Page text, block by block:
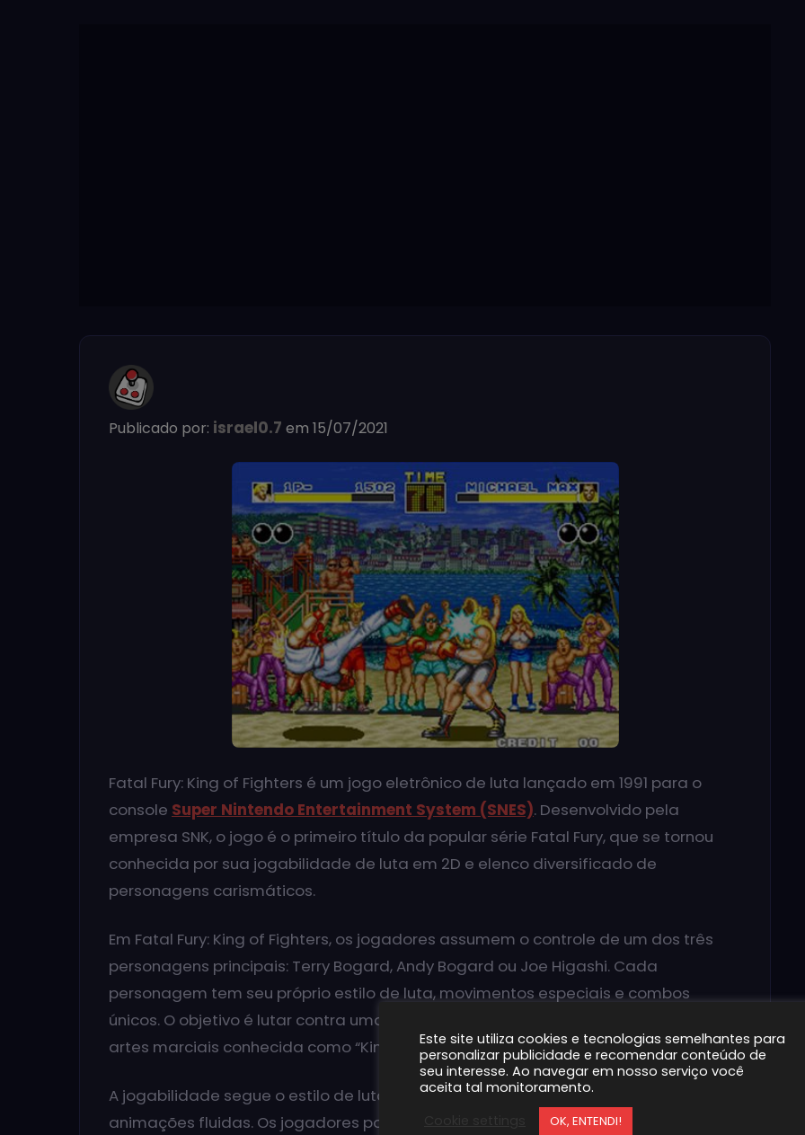
Publicado por: israel0.7 em 15/07/2021
Fatal Fury: King of Fighters é um jogo eletrônico de luta lançado em 1991 para o
console Super Nintendo Entertainment System (SNES). Desenvolvido pela
empresa SNK, o jogo é o primeiro título da popular série Fatal Fury, que se tornou
conhecida por sua jogabilidade de luta em 2D e elenco diversificado de
personagens carismáticos.
Em Fatal Fury: King of Fighters, os jogadores assumem o controle de um dos três
personagens principais: Terry Bogard, Andy Bogard ou Joe Higashi. Cada
personagem tem seu próprio estilo de luta, movimentos especiais e combos
únicos. O objetivo é lutar contra uma série de adversários em uma competição de
artes marciais conhecida como “King of Fighters”.
A jogabilidade segue o estilo de luta clássico em 2D, com sprites detalhados e
animações fluidas. Os jogadores podem realizar uma variedade de ataques,
Este site utiliza cookies e tecnologias semelhantes para
personalizar publicidade e recomendar conteúdo de
seu interesse. Ao navegar em nosso serviço você
aceita tal monitoramento.
OK, ENTENDI!